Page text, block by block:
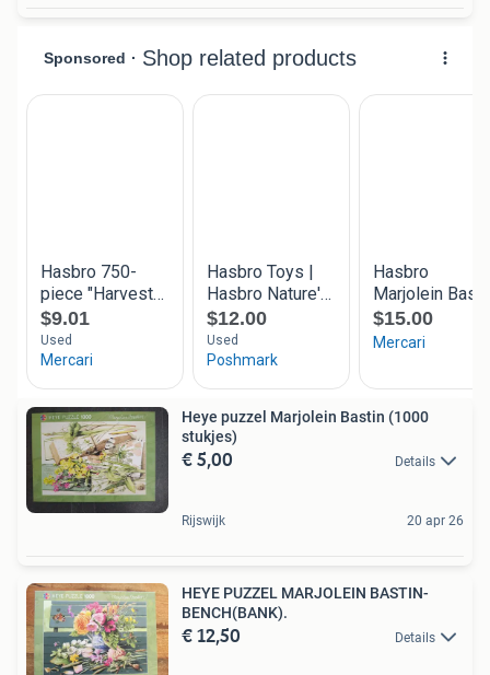
Heye puzzel Marjolein Bastin (1000
stukjes)
€ 5,00 Details
Rijswijk 20 apr 26
HEYE PUZZEL MARJOLEIN BASTIN-
BENCH(BANK).
€ 12,50 Details